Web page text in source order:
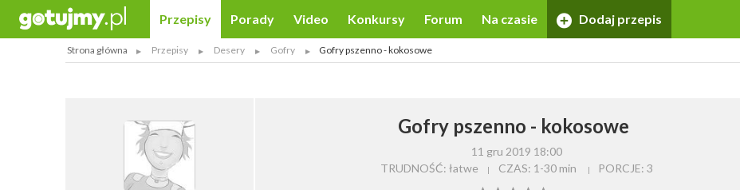
Przepisy Porady Video Konkursy Forum Na czasie Dodaj przepis
Strona główna Przepisy Desery Gofry Gofry pszenno - kokosowe
Gofry pszenno - kokosowe
11 gru 2019 18:00
TRUDNOŚĆ: łatwe
CZAS: 1-30 min PORCJE:3